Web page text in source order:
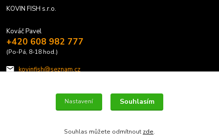
KOVIN FISH s.r.o.
Kováč Pavel
+420 608 982 777
(Po-Pá, 8-18 hod.)
kovinfish@seznam.cz
Nastavení Souhlasím
Souhlas můžete odmítnout zde.